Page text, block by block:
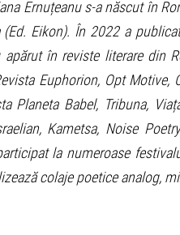
Ernuțeanu s-a născut în
Eikon). În 2022 a
apărut în reviste literare din
Euphorion, Opt Motive,
Planeta Babel, Tribuna,
Kametsa, Noise
la numeroase
colaje poetice analog,